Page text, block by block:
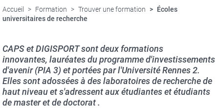
Accueil Formation Trouver une formation
Écoles
universitaires de recherche
CAPS et DIGISPORT sont deux formations
innovantes, lauréates du programme d'investissements
d'avenir (PIA 3) et portées par l'Université Rennes 2.
Elles sont adossées à des laboratoires de recherche de
haut niveau et s'adressent aux étudiantes et étudiants
de master et de doctorat .